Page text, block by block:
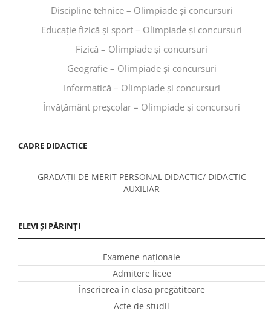
Discipline tehnice – Olimpiade și concursuri
Educaţie fizică şi sport – Olimpiade și concursuri
Fizică – Olimpiade și concursuri
Geografie – Olimpiade și concursuri
Informatică – Olimpiade și concursuri
Învăţământ preşcolar – Olimpiade și concursuri
CADRE DIDACTICE
GRADAȚII DE MERIT PERSONAL DIDACTIC/ DIDACTIC
AUXILIAR
ELEVI ȘI PĂRINȚI
Examene naționale
Admitere licee
Înscrierea în clasa pregătitoare
Acte de studii